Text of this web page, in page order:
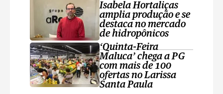
Isabela Hortaliças
amplia produção e se
destaca no mercado
de hidropônicos
‘Quinta-Feira
Maluca’ chega a PG
com mais de 100
ofertas no Larissa
Santa Paula